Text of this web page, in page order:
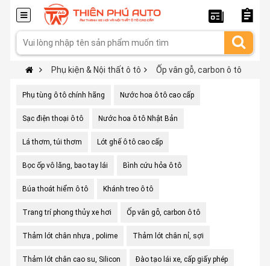
Phụ kiện & Nội thất ô tô Ốp vân gỗ, carbon ô tô
Phụ tùng ô tô chính hãng Nước hoa ô tô cao cấp
Sạc điện thoại ô tô Nước hoa ô tô Nhật Bản
Lá thơm, túi thơm Lót ghế ô tô cao cấp
Bọc ốp vô lăng, bao tay lái Bình cứu hỏa ô tô
Búa thoát hiểm ô tô Khánh treo ô tô
Trang trí phong thủy xe hơi Ốp vân gỗ, carbon ô tô
Thảm lót chân nhựa , polime Thảm lót chân nỉ, sợi
Thảm lót chân cao su, Silicon Đào tạo lái xe, cấp giấy phép